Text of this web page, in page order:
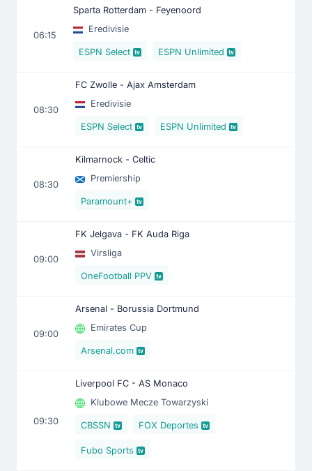
06:15
Sparta Rotterdam - Feyenoord
Eredivisie
ESPN Select ESPN Unlimited
08:30
FC Zwolle - Ajax Amsterdam
Eredivisie
ESPN Select ESPN Unlimited
08:30
Kilmarnock - Celtic
Premiership
Paramount+
09:00
FK Jelgava - FK Auda Riga
Virsliga
OneFootball PPV
09:00
Arsenal - Borussia Dortmund
Emirates Cup
Arsenal.com
09:30
Liverpool FC - AS Monaco
Klubowe Mecze Towarzyski
CBSSN FOX Deportes
Fubo Sports